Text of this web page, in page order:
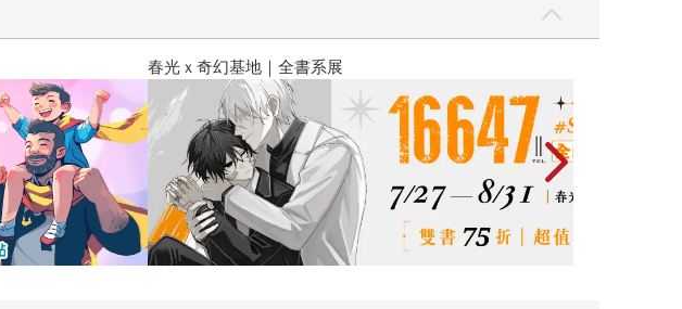
奇幻基地｜全書系展